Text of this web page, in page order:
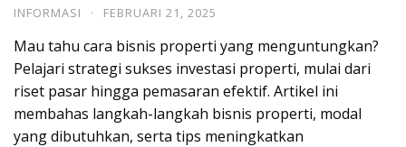
INFORMASI · FEBRUARI 21, 2025
Mau tahu cara bisnis properti yang menguntungkan?
Pelajari strategi sukses investasi properti, mulai dari
riset pasar hingga pemasaran efektif. Artikel ini
membahas langkah-langkah bisnis properti, modal
yang dibutuhkan, serta tips meningkatkan